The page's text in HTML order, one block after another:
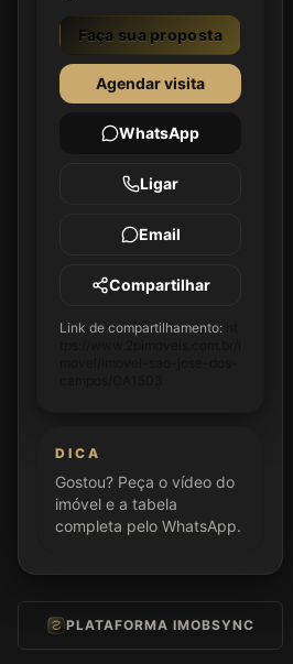
Faça sua proposta
Agendar visita
WhatsApp
Ligar
Email
Compartilhar
Link de compartilhamento:
DICA
Gostou? Peça o vídeo do
imóvel e a tabela
completa pelo WhatsApp.
PLATAFORMA IMOBSYNC